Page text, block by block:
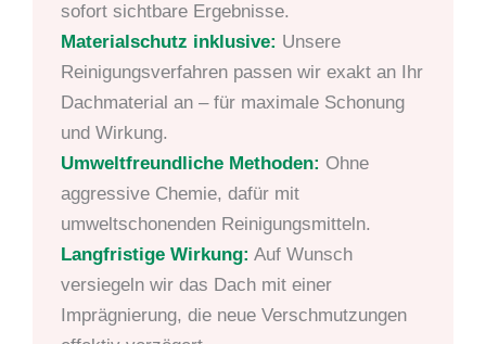
sofort sichtbare Ergebnisse.
Materialschutz inklusive: Unsere
Reinigungsverfahren passen wir exakt an Ihr
Dachmaterial an – für maximale Schonung
und Wirkung.
Umweltfreundliche Methoden: Ohne
aggressive Chemie, dafür mit
umweltschonenden Reinigungsmitteln.
Langfristige Wirkung: Auf Wunsch
versiegeln wir das Dach mit einer
Imprägnierung, die neue Verschmutzungen